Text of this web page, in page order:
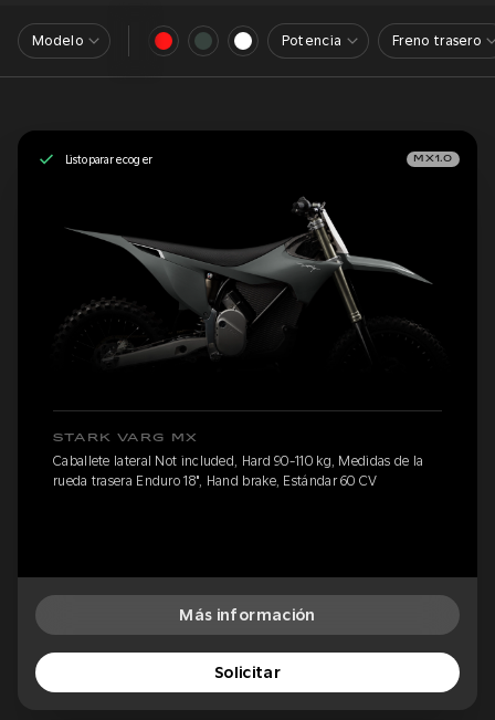
Modelo Potencia Freno trasero
Listo para recoger MX1.0
STARK VARG MX
Caballete lateral Not included, Hard 90-110 kg, Medidas de la
rueda trasera Enduro 18", Hand brake, Estándar 60 CV
Más información
Solicitar